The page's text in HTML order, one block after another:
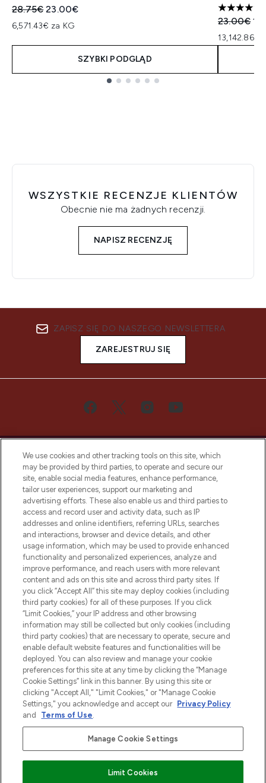
Sugerowana cena detaliczna:
28.75€Aktualna cena:
23.00€
6,571.43€ za KG
SZYBKI PODGLĄD
5
23.00€
13,142.86€
WSZYSTKIE RECENZJE KLIENTÓW
Obecnie nie ma żadnych recenzji.
NAPISZ RECENZJĘ
ZAPISZ SIĘ DO NASZEGO NEWSLETTERA
ZAREJESTRUJ SIĘ
Bądź pierwszą osobą, która dowie się o
najnowszych produktach, od niszowych i
uznanych marek, sezonowych trendach i
otrzyma ekskluzywne artykuły redakcyjne
z Sunday Supplement.
Zgoda na pliki cookie
Do Not Sell or Share My Personal
Information
POMOC & INFORMACJE
WAŻNE INFORMACJE
O LOOKFANTASTIC
Płać bezpiecznie za pomocą
We use cookies and other tracking tools on this site, which
may be provided by third parties, to operate and secure our
site, enable social media features, enhance performance,
tailor user experiences, support our marketing and
advertising efforts. These also enable us and third parties to
access and record user and activity data, such as IP
addresses and online identifiers, referring URLs, searches
and interactions, browser and device details, and other
usage information, which may be used to provide enhanced
functionality and personalized experiences, analyze and
improve performance, and reach users with more relevant
content and ads on this site and across third party sites. If
you click “Accept All” this site may deploy cookies (including
third party cookies) for all of these purposes. If you click
“Limit Cookies,” your IP address and other browsing
information may still be collected but only cookies (including
third party cookies) that are necessary to operate, secure and
enable default website features and functionalities will be
deployed. You can also review and manage your cookie
preferences for this site at any time by clicking the “Manage
Cookie Settings” link in this banner. By using this site or
clicking "Accept All," "Limit Cookies," or "Manage Cookie
Settings," you acknowledge and accept our Privacy Policy
and
Terms of Use.
Manage Cookie Settings
Limit Cookies